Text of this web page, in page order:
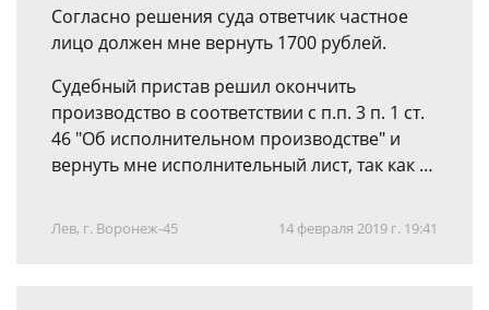
Согласно решения суда ответчик частное
лицо должен мне вернуть 1700 рублей.
Судебный пристав решил окончить
производство в соответствии с п.п. 3 п. 1 ст.
46 "Об исполнительном производстве" и
вернуть мне исполнительный лист, так как …
Лев, г. Воронеж-45 14 февраля 2019 г. 19:41